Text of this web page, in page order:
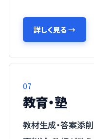
詳しく見る→
07
教育・塾
教材生成・答案添